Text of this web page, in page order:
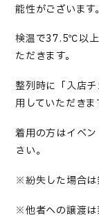
能性がございます。
検温で37.5℃以上
ただきます。
整列時に「入店
用していただきま
着用の方はイベ
さい。
※紛失した場合は
※他者への譲渡は